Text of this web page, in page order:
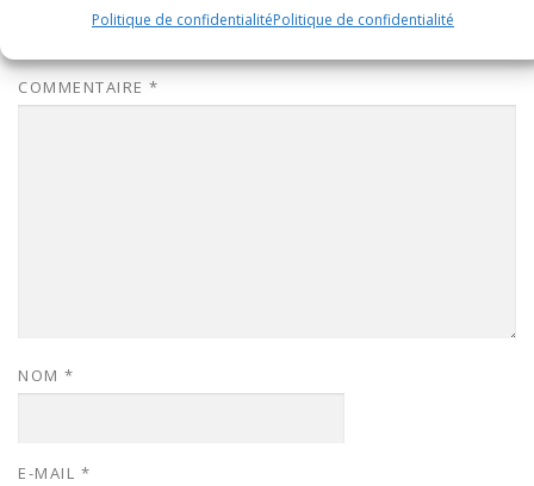
Politique de confidentialitéPolitique de confidentialité
COMMENTAIRE *
NOM *
E-MAIL *